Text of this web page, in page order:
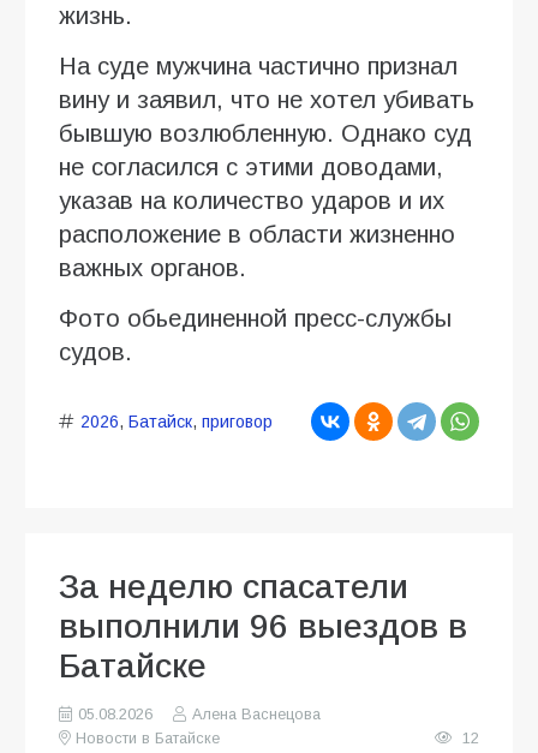
жизнь.
На суде мужчина частично признал
вину и заявил, что не хотел убивать
бывшую возлюбленную. Однако суд
не согласился с этими доводами,
указав на количество ударов и их
расположение в области жизненно
важных органов.
Фото обьединенной пресс-службы
судов.
2026, Батайск, приговор
За неделю спасатели
выполнили 96 выездов в
Батайске
05.08.2026
Алена Васнецова
Новости в Батайске
12